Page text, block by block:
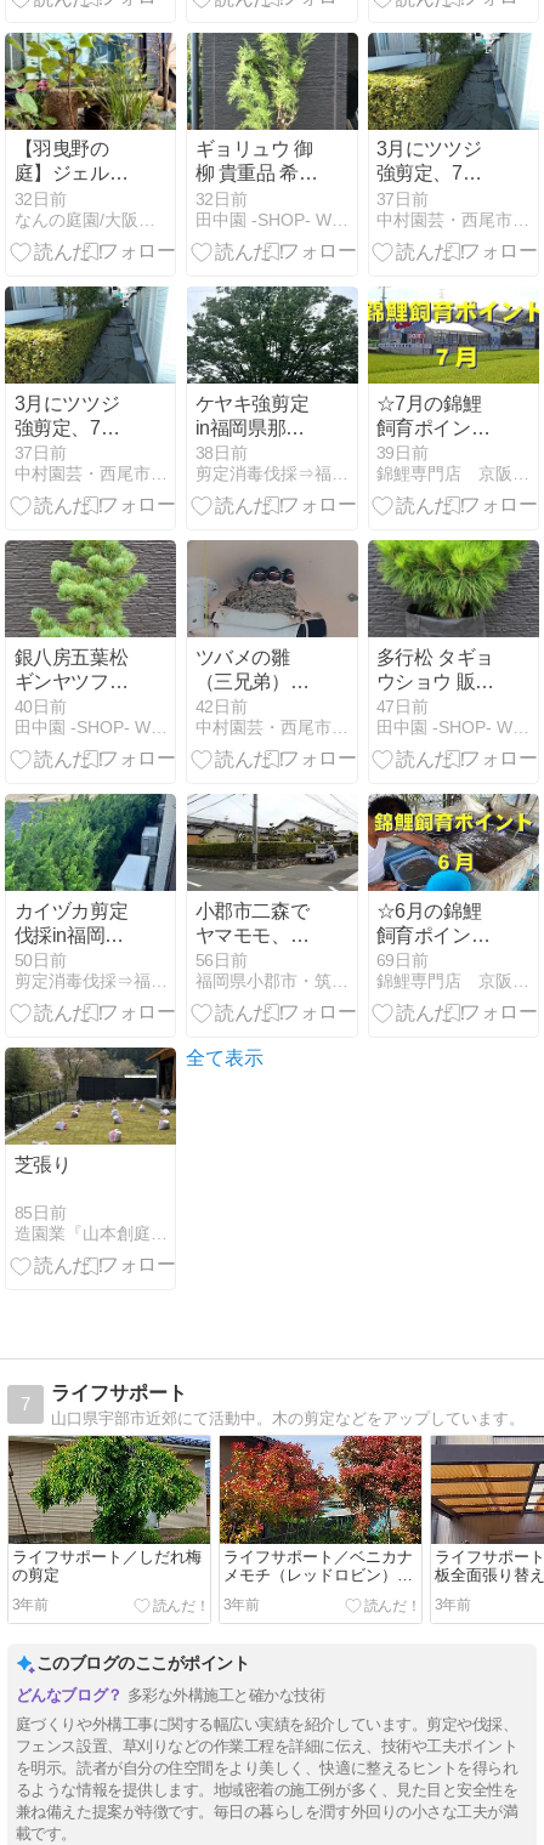
木刈込!
【羽曳野の
庭】ジェルラ
ンタンの灯り
を楽しむ庭づ
くり
32日前
ギョリュウ 御
柳 貴重品 希少
品 販売 画像
写真 値段 価格
植木 ＃ギョリ
32日前
田中園 -SHOP- Web Magazine
3月にツツジ
強剪定、7月
現在その後の
様子
37日前
3月にツツジ
強剪定、7月
現在その後の
様子
37日前
中村園芸・西尾市の小さな植木屋さん
ケヤキ強剪定
in福岡県那珂
川市
38日前
剪定消毒伐採⇒福岡グリーンハウス
☆7月の錦鯉
飼育ポイン
ト ☆
39日前
錦鯉専門店 京阪錦鯉センター
銀八房五葉松
ギンヤツフサ
ゴヨウマツ #
五葉松 苗木 販
売 画像 写真
＃銀八房五葉
松
40日前
田中園 -SHOP- Web Magazine
ツバメの雛
（三兄弟）が
かわいい＾＾
42日前
中村園芸・西尾市の小さな植木屋さん
多行松 タギョ
ウショウ 販売
値段 価格 画像
写真 植木 ＃多
行松 #タギョ
ツ ＃松
47日前
田中園 -SHOP- Web Magazine
カイヅカ剪定
伐採in福岡県
大野城市
50日前
剪定消毒伐採⇒福岡グリーンハウス
小郡市二森で
ヤマモモ、マ
キ、ヒイラギ
モクセイの生
垣を剪定しま
56日前
福岡県小郡市・筑紫野市・久留米市の植木屋 浜田造園
☆6月の錦鯉
飼育ポイント
☆
69日前
錦鯉専門店 京阪錦鯉センター
芝張り
85日前
造園業『山本創庭園』のブログ
全て表示
7
ライフサポート
山口県宇部市近郊にて活動中。木の剪定などをアップしています。
ライフサポート／しだれ梅
の剪定
3年前
ライフサポート／ベニカナ
メモチ（レッドロビン）の
剪定
3年前
ライフサポー
板全面張り替え
3年前
このブログのここがポイント
多彩な外構施工と確かな技術
庭づくりや外構工事に関する幅広い実績を紹介しています。剪定や伐採、
フェンス設置、草刈りなどの作業工程を詳細に伝え、技術や工夫ポイント
を明示。読者が自分の住空間をより美しく、快適に整えるヒントを得られ
るような情報を提供します。地域密着の施工例が多く、見た目と安全性を
兼ね備えた提案が特徴です。毎日の暮らしを潤す外回りの小さな工夫が満
載です。